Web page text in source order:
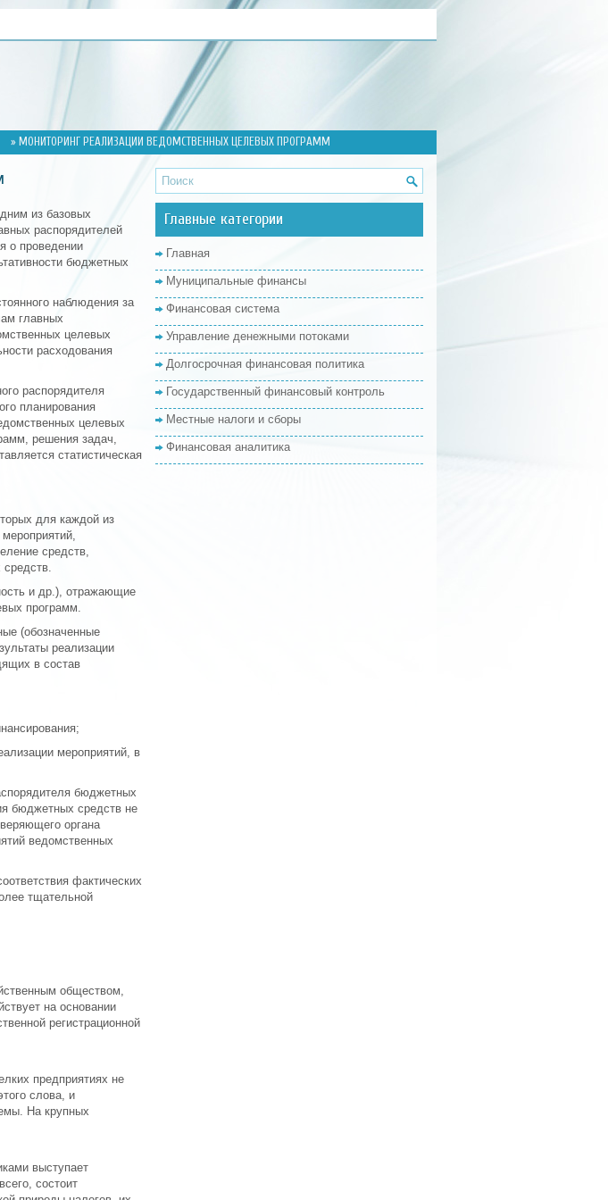
» МОНИТОРИНГ РЕАЛИЗАЦИИ ВЕДОМСТВЕННЫХ ЦЕЛЕВЫХ ПРОГРАММ
из базовых
распорядителей
о проведении
бюджетных
наблюдения за
главных
целевых
расходования
распорядителя
планирования
целевых
решения задач,
статистическая
для каждой из
средств,
и др.), отражающие
программ.
(обозначенные
реализации
в состав
мероприятий, в
бюджетных
бюджетных средств не
органа
ведомственных
фактических
тщательной
обществом,
на основании
регистрационной
предприятиях не
слова, и
На крупных
выступает
состоит
Главные категории
Главная
Муниципальные финансы
Финансовая система
Управление денежными потоками
Долгосрочная финансовая политика
Государственный финансовый контроль
Местные налоги и сборы
Финансовая аналитика